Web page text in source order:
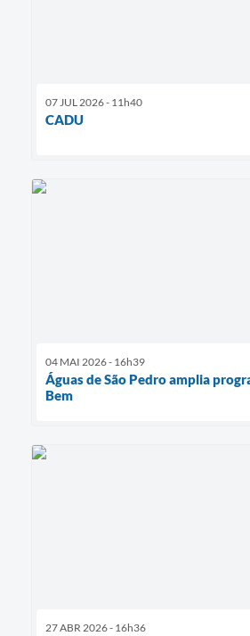
07 JUL 2026 - 11h40
CADU
04 MAI 2026 - 16h39
Águas de São Pedro amplia
Bem
27 ABR 2026 - 16h36